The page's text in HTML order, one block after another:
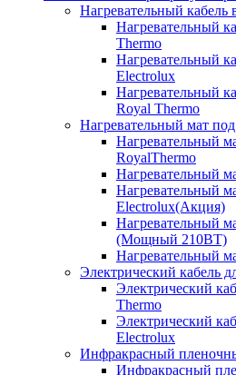
Нагревательный кабель
Нагревательный
Thermo
Нагревательный
Electrolux
Нагревательный
Royal Thermo
Нагревательный мат
Нагревательный
RoyalThermo
Нагревательный
Нагревательный
Electrolux(Акция)
Нагревательный
(Мощный 210ВТ)
Нагревательный
Электрический кабель
Электрический
Thermo
Электрический
Electrolux
Инфракрасный
Инфракрасный